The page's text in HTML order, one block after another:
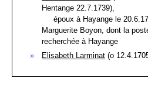
Hentange 22.7.1739),
époux à Hayange le
Marguerite Boyon, dont la
recherchée à Hayange
Elisabeth Larminat (o